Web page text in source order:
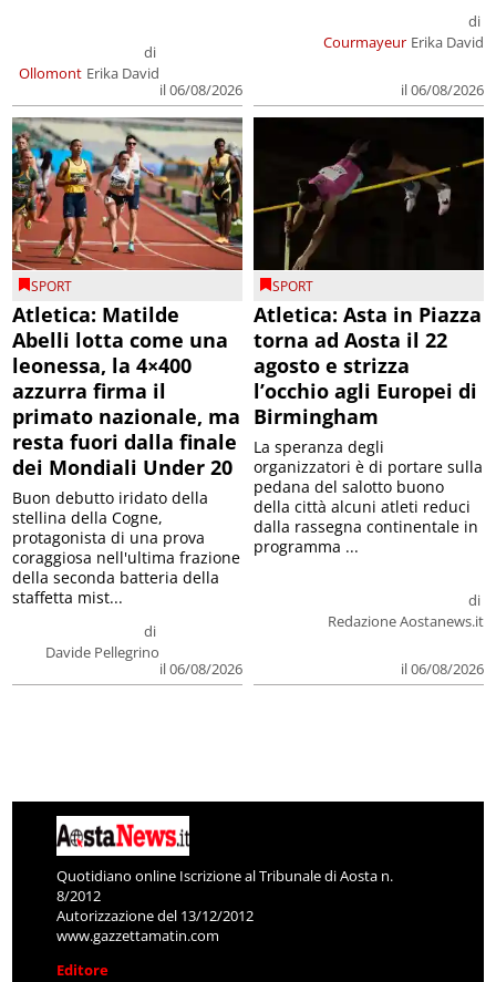
Ollomont
di
Erika David
il 06/08/2026
Courmayeur
di
Erika David
il 06/08/2026
SPORT
Atletica: Matilde
Abelli lotta come una
leonessa, la 4×400
azzurra firma il
primato nazionale, ma
resta fuori dalla finale
dei Mondiali Under 20
di
Davide Pellegrino
il 06/08/2026
Buon debutto iridato della
stellina della Cogne,
protagonista di una prova
coraggiosa nell'ultima frazione
della seconda batteria della
staffetta mist...
SPORT
Atletica: Asta in Piazza
torna ad Aosta il 22
agosto e strizza
l’occhio agli Europei di
Birmingham
di
Redazione Aostanews.it
il 06/08/2026
La speranza degli
organizzatori è di portare sulla
pedana del salotto buono
della città alcuni atleti reduci
dalla rassegna continentale in
programma ...
Quotidiano online Iscrizione al Tribunale di Aosta n.
8/2012
Autorizzazione del 13/12/2012
www.gazzettamatin.com
Editore